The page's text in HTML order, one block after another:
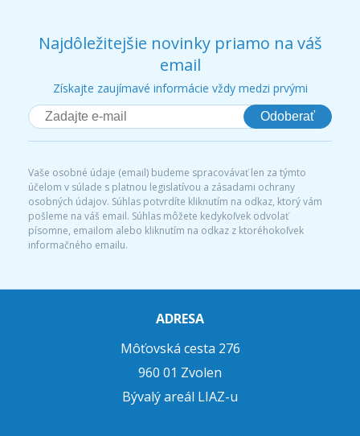
Najdôležitejšie novinky priamo na váš
email
Získajte zaujímavé informácie vždy medzi prvými
Odoberať
Vaše osobné údaje (email) budeme spracovávať len za týmto
účelom v súlade s platnou legislatívou a zásadami ochrany
osobných údajov. Súhlas potvrdíte kliknutím na odkaz, ktorý vám
pošleme na váš email. Súhlas môžete kedykoľvek odvolať
písomne, emailom alebo kliknutím na odkaz z ktoréhokoľvek
informačného emailu.
ADRESA
Môťovská cesta 276
960 01 Zvolen
Bývalý areál LIAZ-u